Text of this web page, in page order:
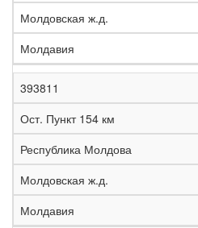
Молдовская ж.д.
Молдавия
393811
Ост. Пункт 154 км
Республика Молдова
Молдовская ж.д.
Молдавия